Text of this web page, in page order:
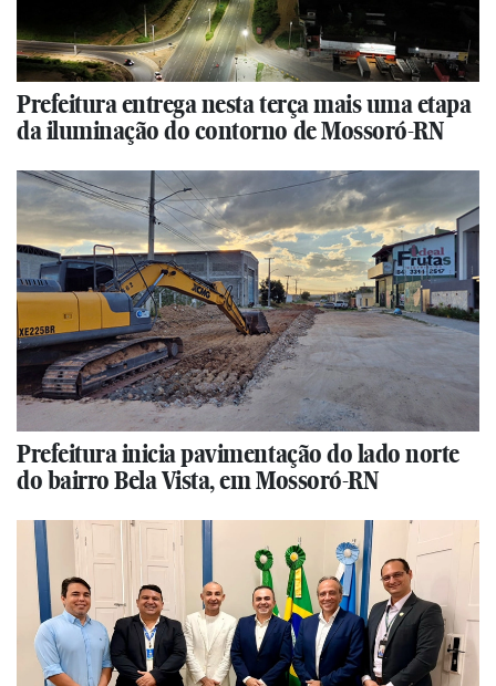
Prefeitura entrega nesta terça mais uma etapa
da iluminação do contorno de Mossoró-RN
Prefeitura inicia pavimentação do lado norte
do bairro Bela Vista, em Mossoró-RN